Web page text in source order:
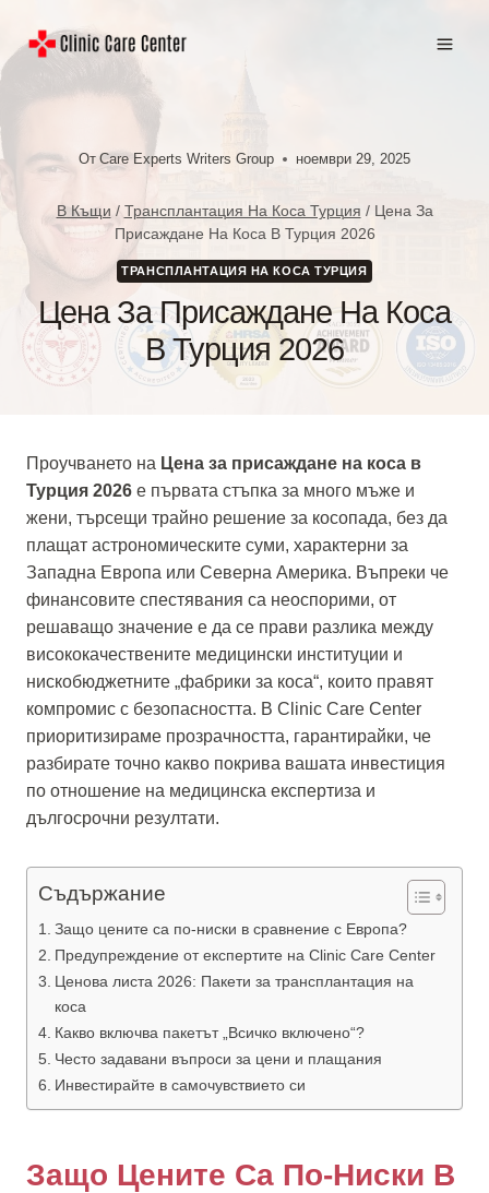
съдържанието
От Care Experts Writers Group ноември 29, 2025
В Къщи / Трансплантация На Коса Турция / Цена За
Присаждане На Коса В Турция 2026
ТРАНСПЛАНТАЦИЯ НА КОСА ТУРЦИЯ
Цена За Присаждане На Коса
В Турция 2026
Проучването на Цена за присаждане на коса в
Турция 2026 е първата стъпка за много мъже и
жени, търсещи трайно решение за косопада, без да
плащат астрономическите суми, характерни за
Западна Европа или Северна Америка. Въпреки че
финансовите спестявания са неоспорими, от
решаващо значение е да се прави разлика между
висококачествените медицински институции и
нискобюджетните „фабрики за коса“, които правят
компромис с безопасността. В Clinic Care Center
приоритизираме прозрачността, гарантирайки, че
разбирате точно какво покрива вашата инвестиция
по отношение на медицинска експертиза и
дългосрочни резултати.
Съдържание
Защо цените са по-ниски в сравнение с Европа?
Предупреждение от експертите на Clinic Care Center
Ценова листа 2026: Пакети за трансплантация на
коса
Какво включва пакетът „Всичко включено“?
Често задавани въпроси за цени и плащания
Инвестирайте в самочувствието си
Защо Цените Са По-Ниски В